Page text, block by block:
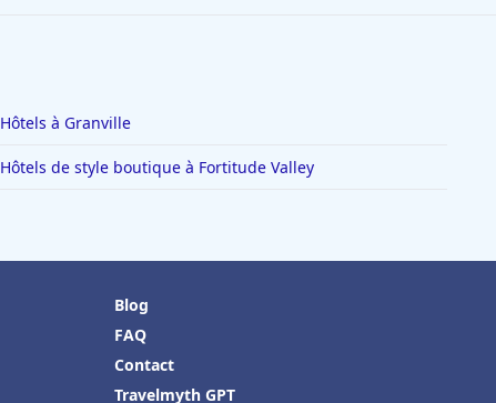
Hôtels à Granville
Hôtels de style boutique à Fortitude Valley
Blog
FAQ
Contact
Travelmyth GPT